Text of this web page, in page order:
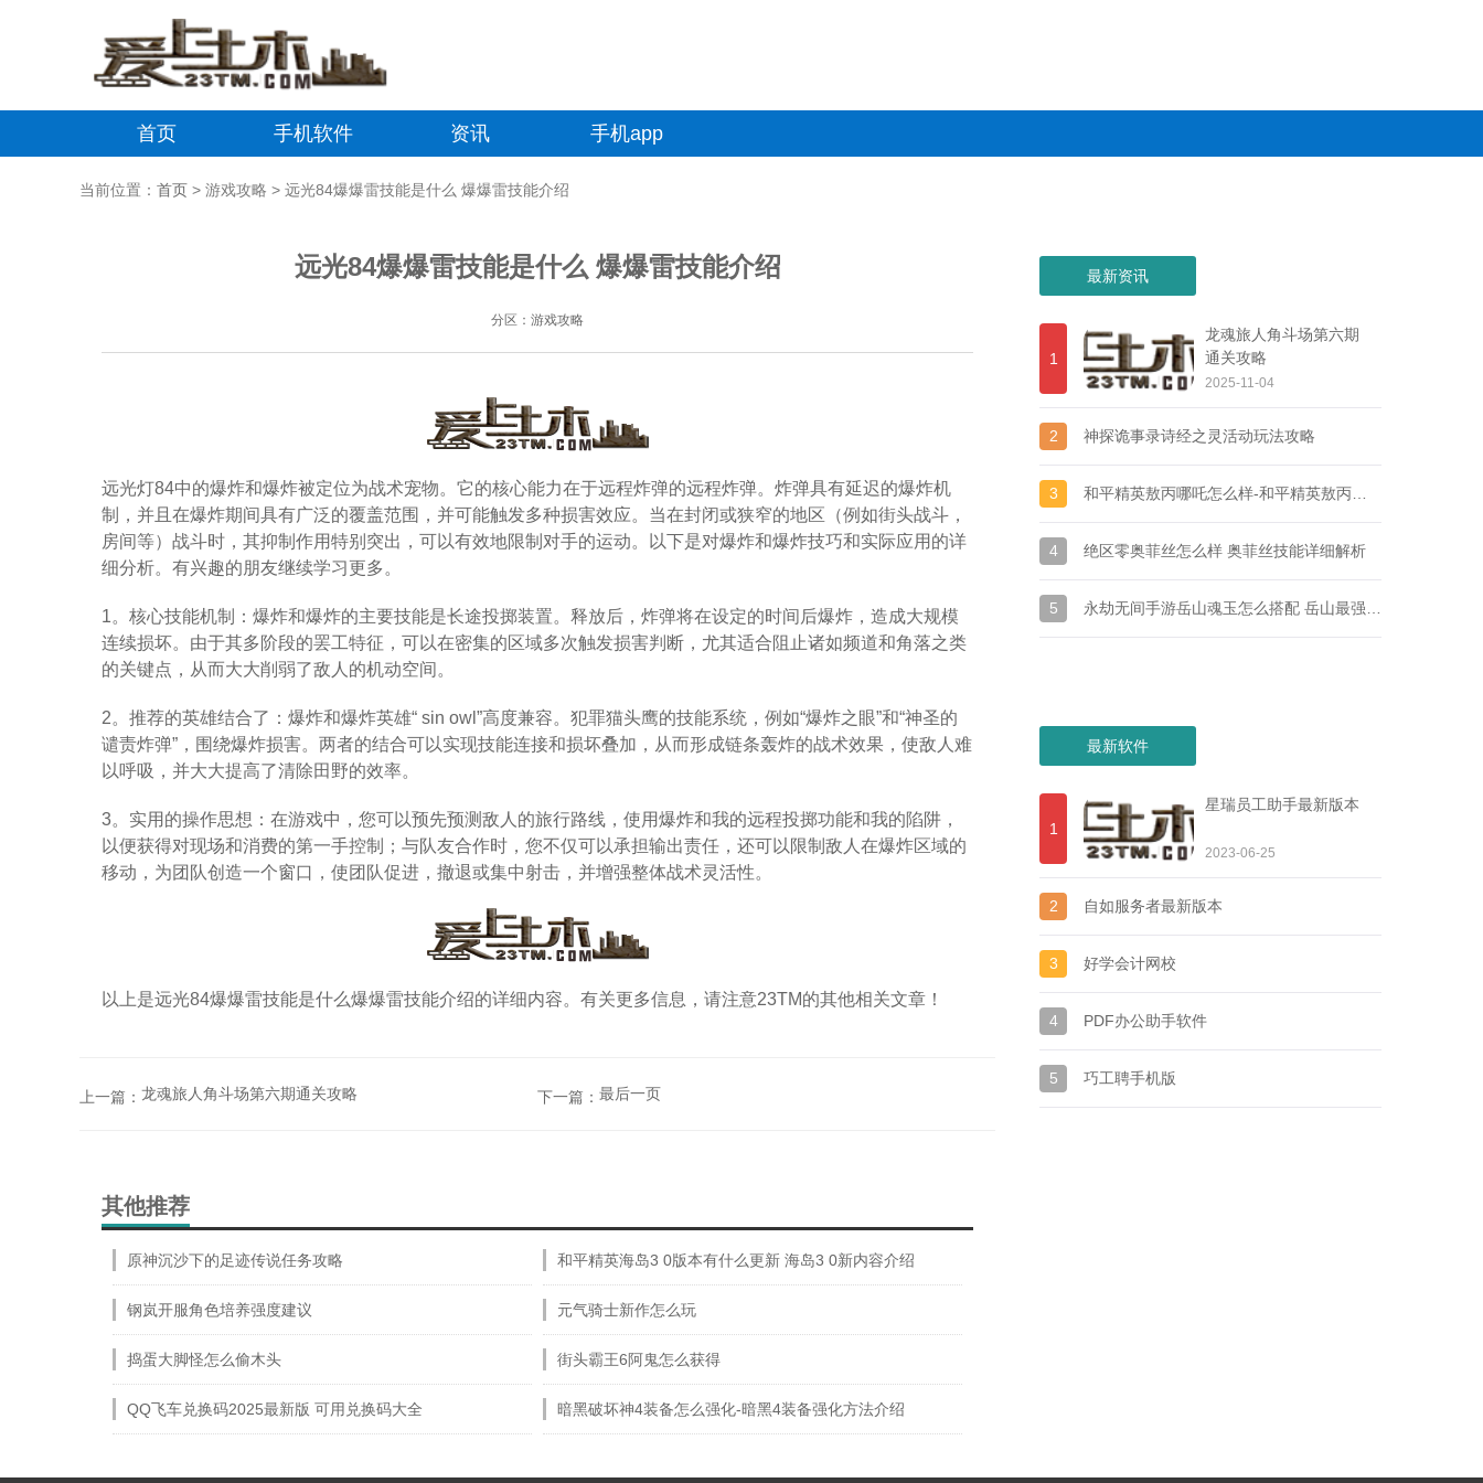
首页 手机软件 资讯 手机app
当前位置： 首页 > 游戏攻略 > 远光84爆爆雷技能是什么 爆爆雷技能介绍
远光84爆爆雷技能是什么 爆爆雷技能介绍
分区：游戏攻略
远光灯84中的爆炸和爆炸被定位为战术宠物。它的核心能力在于远程炸弹的远程炸弹。炸弹具有延迟的爆炸机
制，并且在爆炸期间具有广泛的覆盖范围，并可能触发多种损害效应。当在封闭或狭窄的地区（例如街头战斗，
房间等）战斗时，其抑制作用特别突出，可以有效地限制对手的运动。以下是对爆炸和爆炸技巧和实际应用的详
细分析。有兴趣的朋友继续学习更多。
1。核心技能机制：爆炸和爆炸的主要技能是长途投掷装置。释放后，炸弹将在设定的时间后爆炸，造成大规模
连续损坏。由于其多阶段的罢工特征，可以在密集的区域多次触发损害判断，尤其适合阻止诸如频道和角落之类
的关键点，从而大大削弱了敌人的机动空间。
2。推荐的英雄结合了：爆炸和爆炸英雄“ sin owl”高度兼容。犯罪猫头鹰的技能系统，例如“爆炸之眼”和“神圣的
谴责炸弹”，围绕爆炸损害。两者的结合可以实现技能连接和损坏叠加，从而形成链条轰炸的战术效果，使敌人难
以呼吸，并大大提高了清除田野的效率。
3。实用的操作思想：在游戏中，您可以预先预测敌人的旅行路线，使用爆炸和我的远程投掷功能和我的陷阱，
以便获得对现场和消费的第一手控制；与队友合作时，您不仅可以承担输出责任，还可以限制敌人在爆炸区域的
移动，为团队创造一个窗口，使团队促进，撤退或集中射击，并增强整体战术灵活性。
以上是远光84爆爆雷技能是什么爆爆雷技能介绍的详细内容。有关更多信息，请注意23TM的其他相关文章！
上一篇： 龙魂旅人角斗场第六期通关攻略 下一篇： 最后一页
其他推荐
原神沉沙下的足迹传说任务攻略 和平精英海岛3 0版本有什么更新 海岛3 0新内容介绍
钢岚开服角色培养强度建议 元气骑士新作怎么玩
捣蛋大脚怪怎么偷木头 街头霸王6阿鬼怎么获得
QQ飞车兑换码2025最新版 可用兑换码大全 暗黑破坏神4装备怎么强化-暗黑4装备强化方法介绍
最新资讯
1
龙魂旅人角斗场第六期
通关攻略
2025-11-04
2 神探诡事录诗经之灵活动玩法攻略
3
4 绝区零奥菲丝怎么样 奥菲丝技能详细解析
5
最新软件
1
星瑞员工助手最新版本
2023-06-25
2 自如服务者最新版本
3 好学会计网校
4 PDF办公助手软件
5 巧工聘手机版